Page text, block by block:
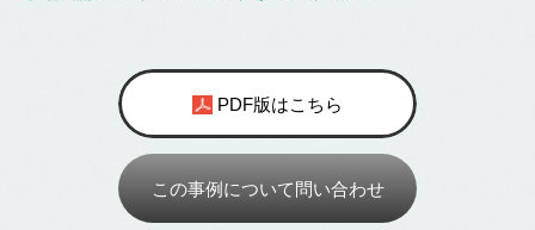
PDF版はこちら
この事例について問い合わせ